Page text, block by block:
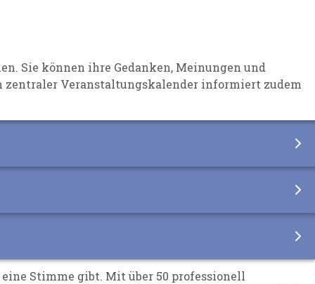
Sie können ihre Gedanken, Meinungen und
Veranstaltungskalender informiert zudem
Stimme gibt. Mit über 50 professionell